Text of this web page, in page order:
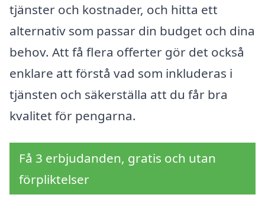
tjänster och kostnader, och hitta ett
alternativ som passar din budget och dina
behov. Att få flera offerter gör det också
enklare att förstå vad som inkluderas i
tjänsten och säkerställa att du får bra
kvalitet för pengarna.
Få 3 erbjudanden, gratis och utan
förpliktelser